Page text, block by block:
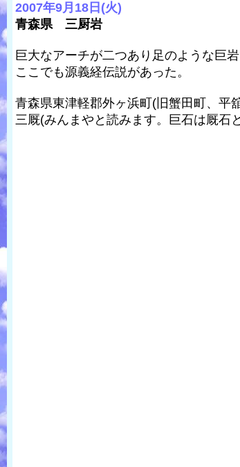
2007年9月18日(火)
青森県 三厨岩
巨大なアーチが二つあり足のような巨岩
ここでも源義経伝説があった。
青森県東津軽郡外ヶ浜町(旧蟹田町、平
三厩(みんまやと読みます。巨石は厩石